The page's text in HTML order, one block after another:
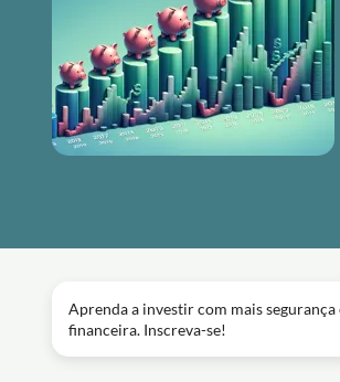
Aprenda a investir com mais
financeira. Inscreva-se!